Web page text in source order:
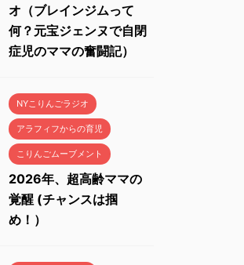
オ（ブレインジムって
何？元宝ジェンヌで自閉
症児のママの奮闘記）
NYこりんごラジオ
アラフィフからの育児
こりんごムーブメント
2026年、超高齢ママの
覚醒 (チャンスは掴
め！）